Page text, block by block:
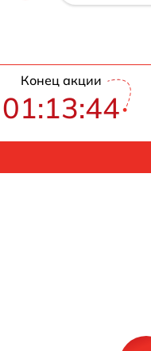
Конец акции
01:13:43